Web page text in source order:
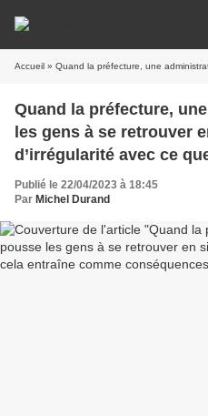
Accueil » Quand la préfecture, une administration, pousse les gens à se
Quand la préfecture,
les gens à se retrouver
d’irrégularité avec ce
conséquences…
Publié le 22/04/2023 à 18:45
Par Michel Durand